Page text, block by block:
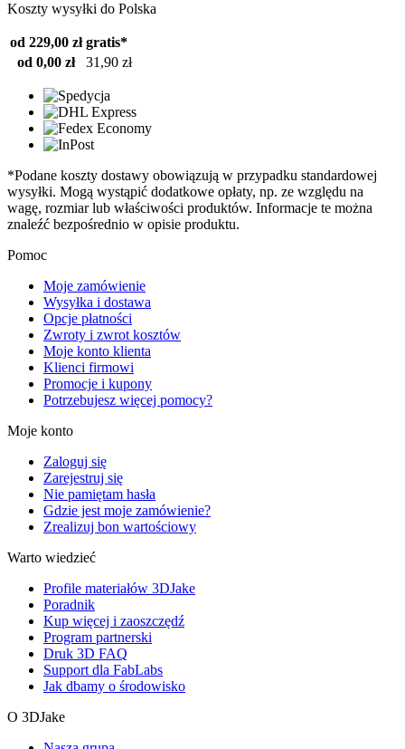
Koszty wysyłki do Polska
od 229,00 zł gratis*
od 0,00 zł
31,90 zł
*Podane koszty dostawy obowiązują w przypadku standardowej
wysyłki. Mogą wystąpić dodatkowe opłaty, np. ze względu na
wagę, rozmiar lub właściwości produktów. Informacje te można
znaleźć bezpośrednio w opisie produktu.
Pomoc
Moje zamówienie
Wysyłka i dostawa
Opcje płatności
Zwroty i zwrot kosztów
Moje konto klienta
Klienci firmowi
Promocje i kupony
Potrzebujesz więcej pomocy?
Moje konto
Zaloguj się
Zarejestruj się
Nie pamiętam hasła
Gdzie jest moje zamówienie?
Zrealizuj bon wartościowy
Warto wiedzieć
Profile materiałów 3DJake
Poradnik
Kup więcej i zaoszczędź
Program partnerski
Druk 3D FAQ
Support dla FabLabs
Jak dbamy o środowisko
O 3DJake